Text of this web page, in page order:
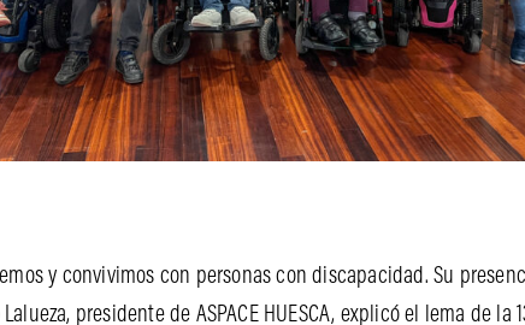
y convivimos con personas con discapacidad. Su
presidente de ASPACE HUESCA, explicó el lema de la